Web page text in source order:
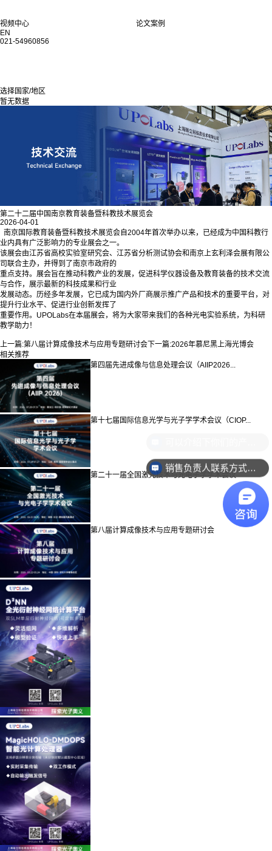
视频中心
论文案例
EN
021-54960856
选择国家/地区
暂无数据
第二十二届中国南京教育装备暨科教技术展览会
2026-04-01
南京国际教育装备暨科教技术展览会自2004年首次举办以来，已经成为中国科教行
业内具有广泛影响力的专业展会之一。
该展会由江苏省高校实验室研究会、江苏省分析测试协会和南京上玄利泽会展有限公
司联合主办，并得到了南京市政府的
重点支持。展会旨在推动科教产业的发展，促进科学仪器设备及教育装备的技术交流
与合作，展示最新的科技成果和行业
发展动态。历经多年发展，它已成为国内外厂商展示推广产品和技术的重要平台，对
提升行业水平、促进行业创新发挥了
重要作用。UPOLabs在本届展会，将为大家带来我们的各种光电实验系统，为科研
教学助力！
上一篇:第八届计算成像技术与应用专题研讨会下一篇:2026年慕尼黑上海光博会
相关推荐
第四届先进成像与信息处理会议（AIIP2026...
第十七届国际信息光学与光子学学术会议（CIOP...
第二十一届全国激光技术与光电子学学术会议
第八届计算成像技术与应用专题研讨会
销售负责人联系方式是多少？